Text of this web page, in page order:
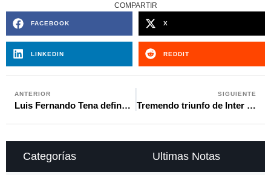
COMPARTIR
FACEBOOK X
LINKEDIN REDDIT
ANTERIOR
Luis Fernando Tena define convocatoria de Guatemala para los amistosos de junio
SIGUIENTE
Tremendo triunfo de Inter Miami de 6-4 sobre Philadelphia Union en la MLS
Ultimas Notas
Categorías